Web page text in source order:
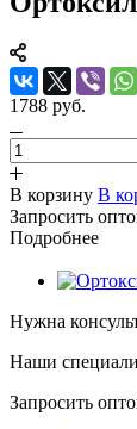
1788 руб.
В корзину В
Запросить
Подробнее
Нужна
Наши
Запросить